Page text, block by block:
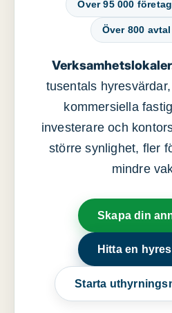
Över 95 000
Över 800
tusentals
kommersiella
investerare och
större synlighet, fler
mindre
Skapa din
Hitta en
Starta